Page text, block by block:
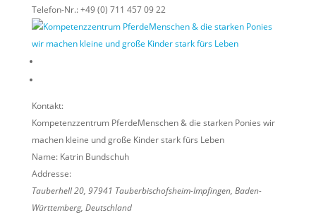
Telefon-Nr.:+49 (0) 711 457 09 22
Kontakt:
Kompetenzzentrum PferdeMenschen & die starken Ponies wir
machen kleine und große Kinder stark fürs Leben
Name: Katrin Bundschuh
Addresse:
Tauberhell 20, 97941 Tauberbischofsheim-Impfingen, Baden-
Württemberg, Deutschland